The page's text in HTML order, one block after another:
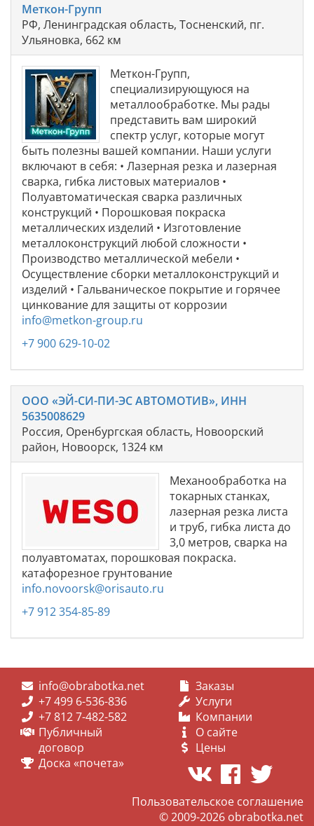
Меткон-Групп
РФ, Ленинградская область, Тосненский, пг.
Ульяновка, 662 км
Меткон-Групп,
специализирующуюся на
металлообработке. Мы рады
представить вам широкий
спектр услуг, которые могут
быть полезны вашей компании. Наши услуги
включают в себя: • Лазерная резка и лазерная
сварка, гибка листовых материалов •
Полуавтоматическая сварка различных
конструкций • Порошковая покраска
металлических изделий • Изготовление
металлоконструкций любой сложности •
Производство металлической мебели •
Осуществление сборки металлоконструкций и
изделий • Гальваническое покрытие и горячее
цинкование для защиты от коррозии
info@metkon-group.ru
+7 900 629-10-02
ООО «ЭЙ-СИ-ПИ-ЭС АВТОМОТИВ», ИНН
5635008629
Россия, Оренбургская область, Новоорский
район, Новоорск, 1324 км
Механообработка на
токарных станках,
лазерная резка листа
и труб, гибка листа до
3,0 метров, сварка на
полуавтоматах, порошковая покраска.
катафорезное грунтование
info.novoorsk@orisauto.ru
+7 912 354-85-89
info@obrabotka.net
+7 499 6-536-836
+7 812 7-482-582
Публичный
договор
Доска «почета»
Заказы
Услуги
Компании
О сайте
Цены
Пользовательское соглашение
© 2009-2026 obrabotka.net